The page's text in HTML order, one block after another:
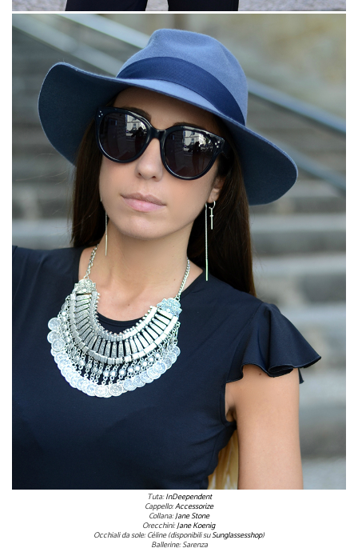
Tuta:InDeependent
Cappello:Accessorize
Collana:Jane Stone
Orecchini:Jane Koenig
Occhiali da sole: Céline (disponibili suSunglassesshop)
Ballerine: Sarenza